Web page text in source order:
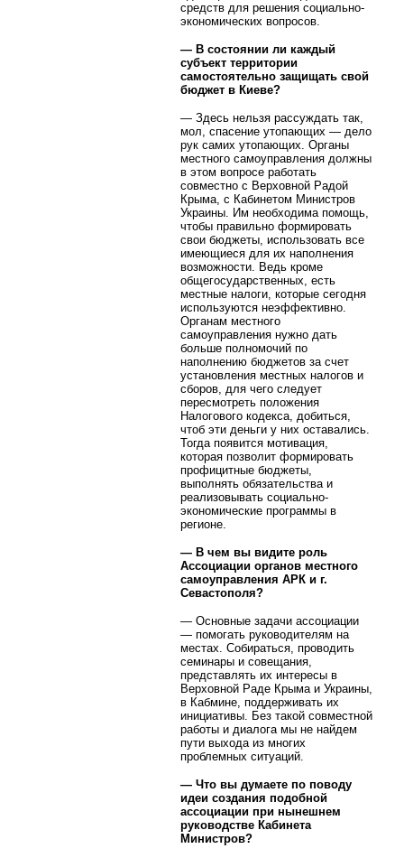
средств для решения социально-
экономических вопросов.
— В состоянии ли каждый
субъект территории
самостоятельно защищать свой
бюджет в Киеве?
— Здесь нельзя рассуждать так,
мол, спасение утопающих — дело
рук самих утопающих. Органы
местного самоуправления должны
в этом вопросе работать
совместно с Верховной Радой
Крыма, с Кабинетом Министров
Украины. Им необходима помощь,
чтобы правильно формировать
свои бюджеты, использовать все
имеющиеся для их наполнения
возможности. Ведь кроме
общегосударственных, есть
местные налоги, которые сегодня
используются неэффективно.
Органам местного
самоуправления нужно дать
больше полномочий по
наполнению бюджетов за счет
установления местных налогов и
сборов, для чего следует
пересмотреть положения
Налогового кодекса, добиться,
чтоб эти деньги у них оставались.
Тогда появится мотивация,
которая позволит формировать
профицитные бюджеты,
выполнять обязательства и
реализовывать социально-
экономические программы в
регионе.
— В чем вы видите роль
Ассоциации органов местного
самоуправления АРК и г.
Севастополя?
— Основные задачи ассоциации
— помогать руководителям на
местах. Собираться, проводить
семинары и совещания,
представлять их интересы в
Верховной Раде Крыма и Украины,
в Кабмине, поддерживать их
инициативы. Без такой совместной
работы и диалога мы не найдем
пути выхода из многих
проблемных ситуаций.
— Что вы думаете по поводу
идеи создания подобной
ассоциации при нынешнем
руководстве Кабинета
Министров?